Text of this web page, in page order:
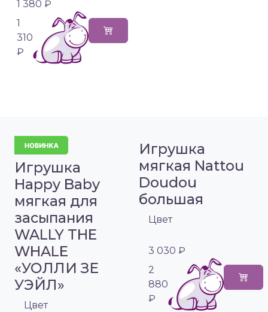
1 380 ₽
1
310
₽
Игрушка
Happy Baby
мягкая для
засыпания
WALLY THE
WHALE
«УОЛЛИ ЗЕ
УЭЙЛ»
Цвет
Игрушка
мягкая Nattou
Doudou
большая
Цвет
3 030 ₽
2
880
₽